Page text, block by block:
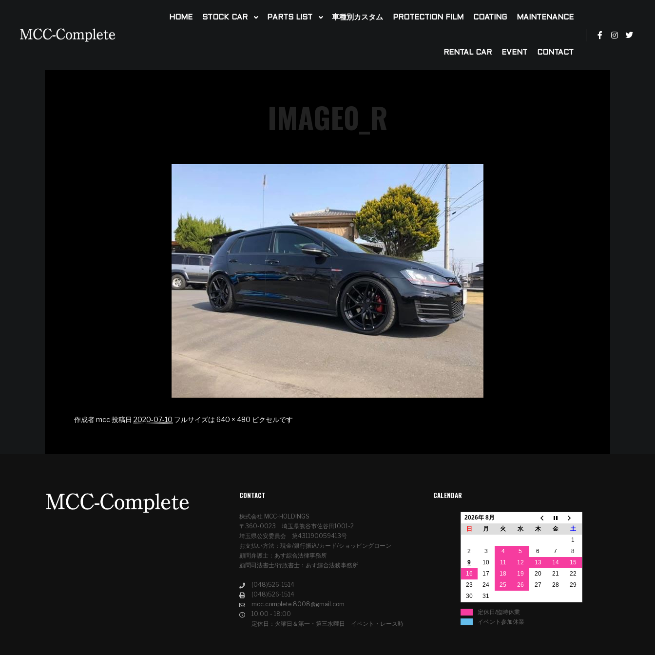
HOME STOCK CAR PARTS LIST 車種別カスタム PROTECTION FILM COATING MAINTENANCE
RENTAL CAR EVENT CONTACT
IMAGE0_R
作成者mcc投稿日 2020-07-10 フルサイズは 640 × 480 ピクセルです
CONTACT
株式会社 MCC-HOLDINGS
〒360-0023 埼玉県熊谷市佐谷田1001-2
埼玉県公安委員会 第431190059413号
お支払い方法：現金/銀行振込/カード/ショッピングローン
顧問弁護士：あす綜合法律事務所
顧問司法書士/行政書士：あす綜合法務事務所
(048)526-1514
(048)526-1514
mcc.complete.8008@gmail.com
10:00 - 18:00
定休日：火曜日＆第一・第三水曜日 イベント・レース時
CALENDAR
2026年 8月
日
月 火 水 木 金
土
1
2
3 4 5 6 7
8
9
10 11 12 13 14
15
16
17 18 19 20 21
22
23
24 25 26 27 28
29
30
31
定休日/臨時休業
イベント参加休業